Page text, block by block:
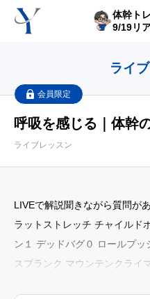
体幹ト
9/19リ
ライ
会員限定
呼吸を感じる｜体幹
ライブレッスン
LIVEで解説聞きながら質問があれば、
ラットストレッチ チャイルドポーズ ファーストポジション スワ
ン１ デッドバグ０ ロールプッシュアップ サイドブリッジ リバー
スプランク マウンテンク
体型の悩み動画集
ライブレッスン
入会方法
利用規約